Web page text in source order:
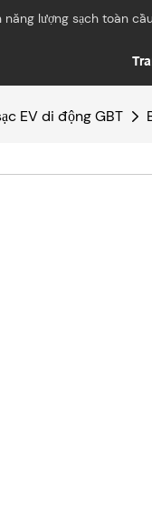
lượng sạch toàn cầu
EV di động GBT